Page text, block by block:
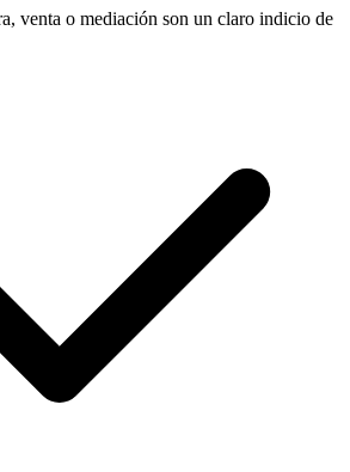
venta o mediación son un claro indicio de